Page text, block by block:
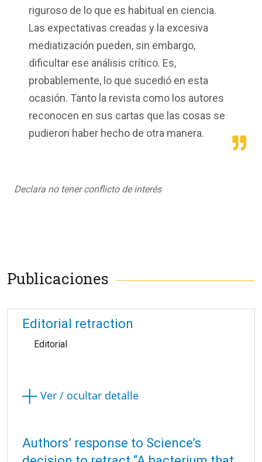
riguroso de lo que es habitual en ciencia.
Las expectativas creadas y la excesiva
mediatización pueden, sin embargo,
dificultar ese análisis crítico. Es,
probablemente, lo que sucedió en esta
ocasión. Tanto la revista como los autores
reconocen en sus cartas que las cosas se
pudieron haber hecho de otra manera.
Declara no tener conflicto de interés
Publicaciones
Editorial retraction
Editorial
Ver / ocultar detalle
Authors’ response to Science’s